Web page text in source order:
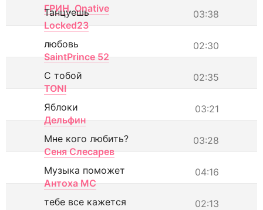
ГРИН, Onative 03:38
Танцуешь
Locked23
02:30
любовь
SaintPrince 52
02:35
С тобой
TONI
03:21
Яблоки
Дельфин
03:28
Мне кого любить?
Сеня Слесарев
04:16
Музыка поможет
Антоха МС
02:13
тебе все кажется